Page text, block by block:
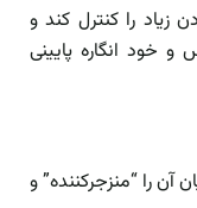
زیاد را کنترل کند و
انگاره پایینی
آن را “منزجرکننده” و